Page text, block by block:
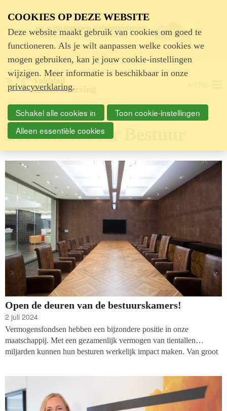
Advertentie
Berichten over Bestuur
Open de deuren van de bestuurskamers!
2 juli 2024
Vermogensfondsen hebben een bijzondere positie in onze
maatschappij. Met een gezamenlijk vermogen van tientallen
miljarden kunnen hun besturen werkelijk impact maken. Van groot
doelgroepen. Fiona Buruma deed onderzoek naar de samenstelling
van de besturen van 32 vermogensfondsen.
COOKIES OP DEZE WEBSITE
Deze website maakt gebruik van cookies om goed te
functioneren. Als je wilt aanpassen welke cookies we
mogen gebruiken, kan je jouw cookie-instellingen
wijzigen. Meer informatie is beschikbaar in onze
privacyverklaring.
Schakel alle cookies in
Toon cookie-instellingen
Alleen essentiële cookies